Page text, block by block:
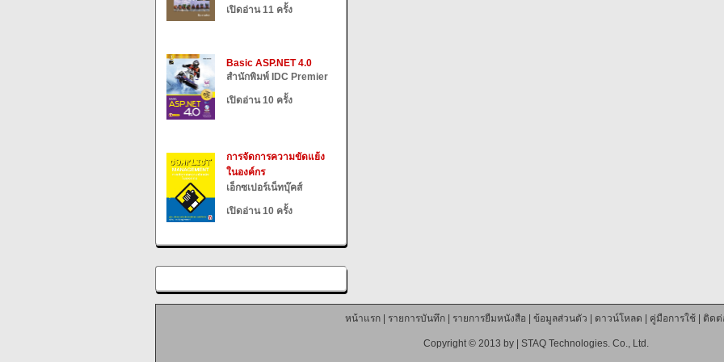
เปิดอ่าน 11 ครั้ง
Basic ASP.NET 4.0
สำนักพิมพ์ IDC Premier
เปิดอ่าน 10 ครั้ง
การจัดการความขัดแย้ง
ในองค์กร
เอ็กซเปอร์เน็ทบุ๊คส์
เปิดอ่าน 10 ครั้ง
หน้าแรก| รายการบันทึก| รายการยืมหนังสือ ข้อมูลส่วนตัว ดาวน์โหลด คู่มือการใช้| ติดต่
Copyright © 2013 by | STAQ Technologies. Co., Ltd.